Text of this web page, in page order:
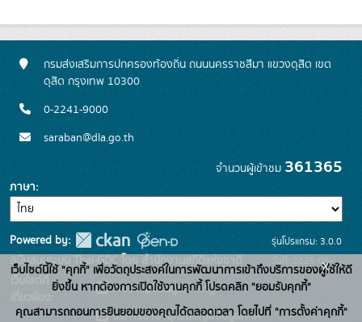
กรมส่งเสริมการปกครองท้องถิ่น ถนนนครราชสีมา แขวงดุสิต เขต
ดุสิต กรุงเทพ 10300
0-2241-9000
saraban@dla.go.th
จำนวนผู้เข้าชม 361365
ภาษา
Powered by:
สนับสนุนระบบ Thai-GDC โดย สำนักงานสถิติแห่งชาติ
เว็บไซต์ที่
เกี่ยวข้อง:
ระบบบัญชีข้อมูลภาครัฐ
บริการนามานุกรมบัญชีข้อมูลภาค
รุ่นโปรแกรม: 3.0.0
วันที่: 2025-05-
30
เว็บไซต์นี้ใช้ "คุกกี้" เพื่อวัตถุประสงค์ในการพัฒนาการเข้าถึงบริการของผู้ใช้ให้ดี
ยิ่งขึ้น หากต้องการเปิดใช้งานคุกกี้ โปรดคลิก "ยอมรับคุกกี้"
คุณสามารถถอนการยินยอมของคุณได้ตลอดเวลา โดยไปที่ "การตั้งค่าคุกกี้"
x